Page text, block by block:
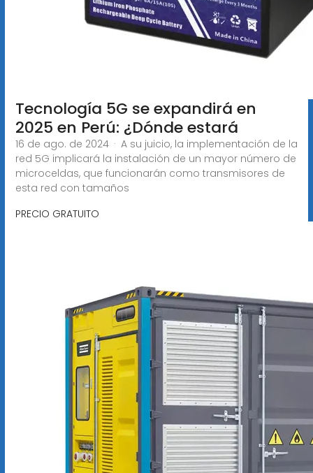
Tecnología 5G se expandirá en
2025 en Perú: ¿Dónde estará
16 de ago. de 2024 · A su juicio, la implementación de la
red 5G implicará la instalación de un mayor número de
microceldas, que funcionarán como transmisores de
esta red con tamaños
PRECIO GRATUITO